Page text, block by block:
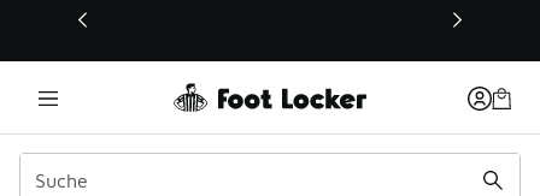
Dieser Link öffnet sich in einem neuen Fenster